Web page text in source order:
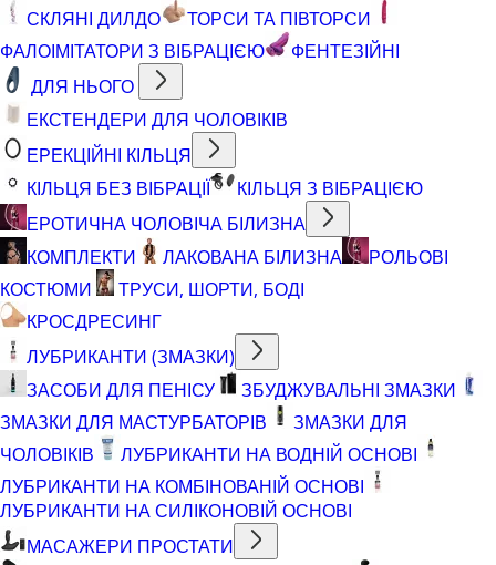
СКЛЯНІ ДИЛДО
ТОРСИ ТА ПІВТОРСИ
ФАЛОІМІТАТОРИ З ВІБРАЦІЄЮ
ФЕНТЕЗІЙНІ
ДЛЯ НЬОГО
ЕКСТЕНДЕРИ ДЛЯ ЧОЛОВІКІВ
ЕРЕКЦІЙНІ КІЛЬЦЯ
КІЛЬЦЯ БЕЗ ВІБРАЦІЇ
КІЛЬЦЯ З ВІБРАЦІЄЮ
ЕРОТИЧНА ЧОЛОВІЧА БІЛИЗНА
КОМПЛЕКТИ
ЛАКОВАНА БІЛИЗНА
РОЛЬОВІ
КОСТЮМИ
ТРУСИ, ШОРТИ, БОДІ
КРОСДРЕСИНГ
ЛУБРИКАНТИ (ЗМАЗКИ)
ЗАСОБИ ДЛЯ ПЕНІСУ
ЗБУДЖУВАЛЬНІ ЗМАЗКИ
ЗМАЗКИ ДЛЯ МАСТУРБАТОРІВ
ЗМАЗКИ ДЛЯ
ЧОЛОВІКІВ
ЛУБРИКАНТИ НА ВОДНІЙ ОСНОВІ
ЛУБРИКАНТИ НА КОМБІНОВАНІЙ ОСНОВІ
ЛУБРИКАНТИ НА СИЛІКОНОВІЙ ОСНОВІ
МАСАЖЕРИ ПРОСТАТИ